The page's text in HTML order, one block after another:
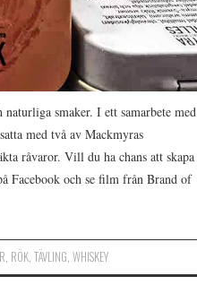
smaker. I ett samarbete med
med två av Mackmyras
råvaror. Vill du ha chans att skapa
Facebook och se film från Brand of
, RÖK,TÄVLING,WHISKEY